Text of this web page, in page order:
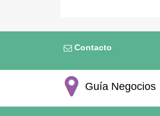
Contacto
Guía Negocios